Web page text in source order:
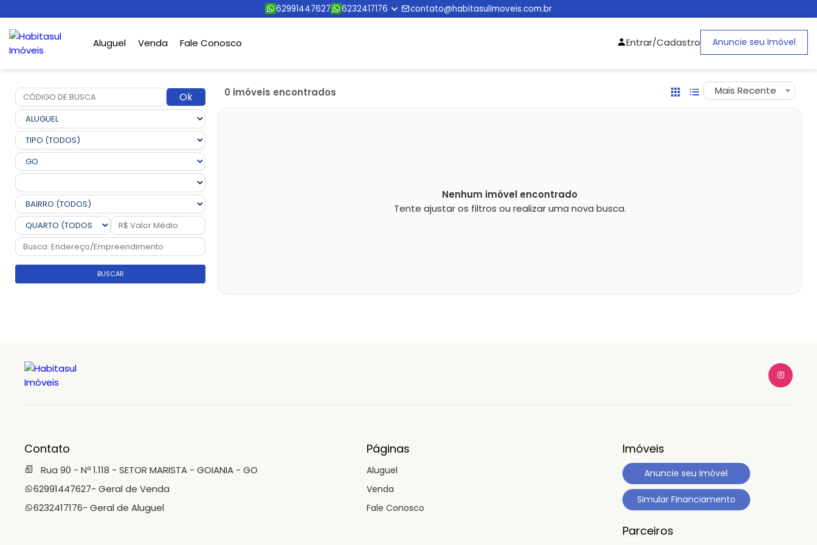
62991447627 6232417176 contato@habitasulimoveis.com.br
Aluguel Venda Fale Conosco Entrar/Cadastro Anuncie seu Imóvel
Ok
BUSCAR
0 imóveis encontrados Mais Recente
Nenhum imóvel encontrado
Tente ajustar os filtros ou realizar uma nova busca.
Contato
Rua 90 - Nº 1.118 - SETOR MARISTA - GOIANIA - GO
62991447627- Geral de Venda
6232417176- Geral de Aluguel
Páginas
Aluguel
Venda
Fale Conosco
Imóveis
Anuncie seu Imóvel
Simular Financiamento
Parceiros